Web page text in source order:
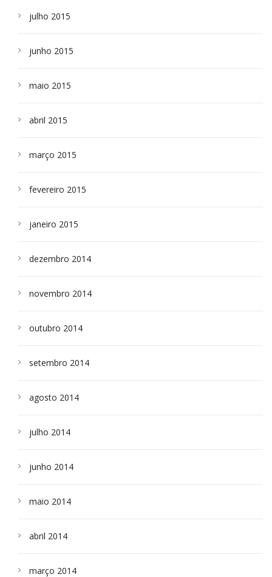
julho 2015
junho 2015
maio 2015
abril 2015
março 2015
fevereiro 2015
janeiro 2015
dezembro 2014
novembro 2014
outubro 2014
setembro 2014
agosto 2014
julho 2014
junho 2014
maio 2014
abril 2014
março 2014